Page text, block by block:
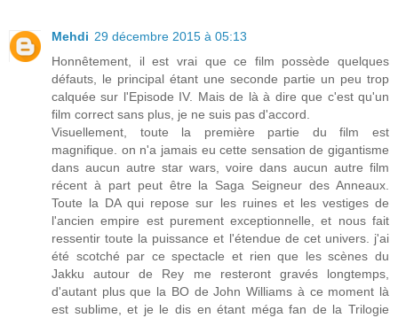
Mehdi 29 décembre 2015 à 05:13
Honnêtement, il est vrai que ce film possède quelques
défauts, le principal étant une seconde partie un peu trop
calquée sur l'Episode IV. Mais de là à dire que c'est qu'un
film correct sans plus, je ne suis pas d'accord.
Visuellement, toute la première partie du film est
magnifique. on n'a jamais eu cette sensation de gigantisme
dans aucun autre star wars, voire dans aucun autre film
récent à part peut être la Saga Seigneur des Anneaux.
Toute la DA qui repose sur les ruines et les vestiges de
l'ancien empire est purement exceptionnelle, et nous fait
ressentir toute la puissance et l'étendue de cet univers. j'ai
été scotché par ce spectacle et rien que les scènes du
Jakku autour de Rey me resteront gravés longtemps,
d'autant plus que la BO de John Williams à ce moment là
est sublime, et je le dis en étant méga fan de la Trilogie